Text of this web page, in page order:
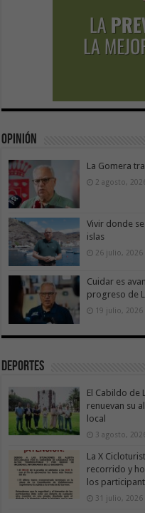
Opinión
La Gomera
2 agosto,
Vivir donde
islas
26 julio, 2026
Cuidar es
progreso de
19 julio, 2026
Deportes
El Cabildo de
renuevan su
local
3 agosto,
La X
recorrido y
los
31 julio, 2026